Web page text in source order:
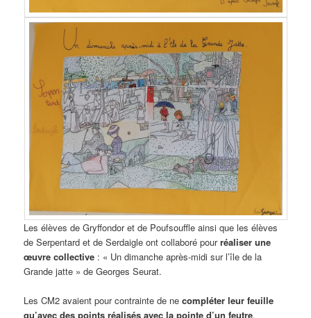
Les élèves de Gryffondor et de Poufsouffle ainsi que les élèves
de Serpentard et de Serdaigle ont collaboré pourréaliser une
œuvre collective : « Un dimanche après-midi sur l’île de la
Grande jatte » de Georges Seurat.
Les CM2 avaient pour contrainte de necompléter leur feuille
qu’avec des points réalisés avec la pointe d’un feutre.